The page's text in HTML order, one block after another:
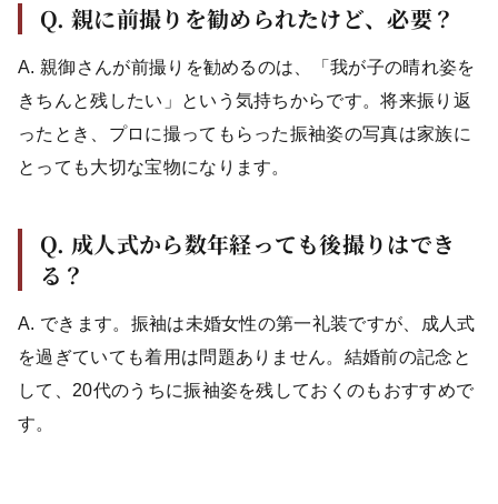
Q. 親に前撮りを勧められたけど、必要？
A. 親御さんが前撮りを勧めるのは、「我が子の晴れ姿を
きちんと残したい」という気持ちからです。将来振り返
ったとき、プロに撮ってもらった振袖姿の写真は家族に
とっても大切な宝物になります。
Q. 成人式から数年経っても後撮りはでき
る？
A. できます。振袖は未婚女性の第一礼装ですが、成人式
を過ぎていても着用は問題ありません。結婚前の記念と
して、20代のうちに振袖姿を残しておくのもおすすめで
す。